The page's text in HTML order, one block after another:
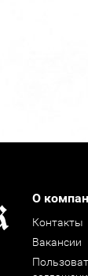
О
Контакты
Вакансии